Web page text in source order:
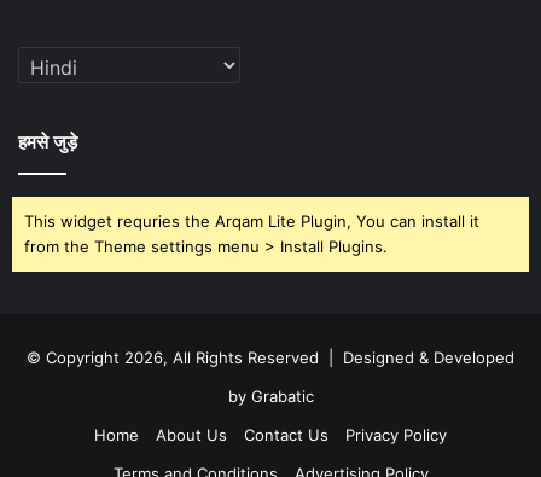
हमसे जुड़े
This widget requries the Arqam Lite Plugin, You can install it
from the Theme settings menu > Install Plugins.
© Copyright 2026, All Rights Reserved | Designed & Developed
by Grabatic
Home
About Us Contact Us
Privacy Policy